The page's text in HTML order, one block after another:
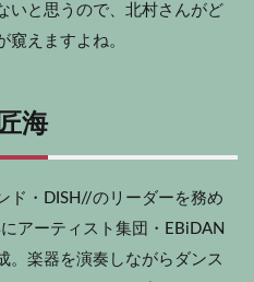
いと思うので、北村さんがど
窺えますよね。
海
ド・DISH//のリーダーを務め
アーティスト集団・EBiDAN
。楽器を演奏しながらダンス